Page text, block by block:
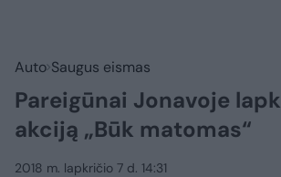
Auto Saugus eismas
Pareigūnai Jonavoje
akciją „Būk matomas“
2018 m. lapkričio 7 d. 14:31